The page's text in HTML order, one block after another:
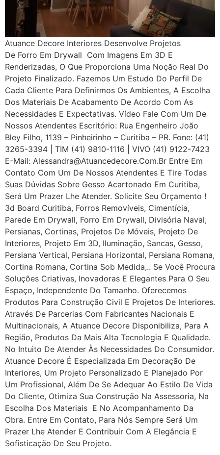
Atuance Decore Interiores Desenvolve Projetos
De Forro Em Drywall Com Imagens Em 3D E
Renderizadas, O Que Proporciona Uma Noção Real Do
Projeto Finalizado. Fazemos Um Estudo Do Perfil De
Cada Cliente Para Definirmos Os Ambientes, A Escolha
Dos Materiais De Acabamento De Acordo Com As
Necessidades E Expectativas. Vídeo Fale Com Um De
Nossos Atendentes Escritório: Rua Engenheiro João
Bley Filho, 1139 – Pinheirinho – Curitiba – PR. Fone: (41)
3265-3394 | TIM (41) 9810-1116 | VIVO (41) 9122-7423
E-Mail: Alessandra@atuancedecore.com.br Entre Em
Contato Com Um De Nossos Atendentes E Tire Todas
Suas Dúvidas Sobre Gesso Acartonado Em Curitiba,
Será Um Prazer Lhe Atender. Solicite Seu Orçamento !
3d Board Curitiba, Forros Removíveis, Cimentícia,
Parede Em Drywall, Forro Em Drywall, Divisória Naval,
Persianas, Cortinas, Projetos De Móveis, Projeto De
Interiores, Projeto Em 3D, Iluminação, Sancas, Gesso,
Persiana Vertical, Persiana Horizontal, Persiana Romana,
Cortina Romana, Cortina Sob Medida,.. Se Você Procura
Soluções Criativas, Inovadoras E Elegantes Para O Seu
Espaço, Independente Do Tamanho. Oferecemos
Produtos Para Construção Civil E Projetos De Interiores.
Através De Parcerias Com Fabricantes Nacionais E
Multinacionais, A Atuance Decore Disponibiliza, Para A
Região, Produtos Da Mais Alta Tecnologia E Qualidade.
No Intuito De Atender Às Necessidades Do Consumidor.
Atuance Decore É Especializada Em Decoração De
Interiores, Um Projeto Personalizado E Planejado Por
Um Profissional, Além De Se Adequar Ao Estilo De Vida
Do Cliente, Otimiza Sua Construção Na Assessoria, Na
Escolha Dos Materiais E No Acompanhamento Da
Obra. Entre Em Contato, Para Nós Sempre Será Um
Prazer Lhe Atender E Contribuir Com A Elegância E
Sofisticação De Seu Projeto.